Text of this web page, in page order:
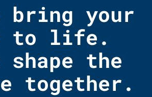
bring your
to life.
shape the
together.